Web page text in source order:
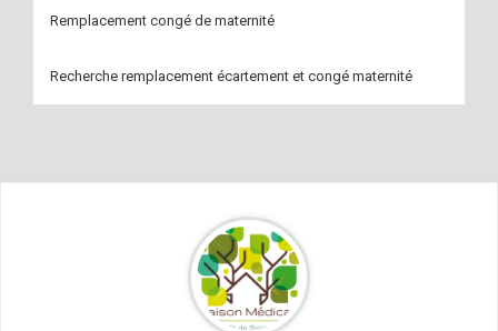
Remplacement congé de maternité
Recherche remplacement écartement et congé maternité